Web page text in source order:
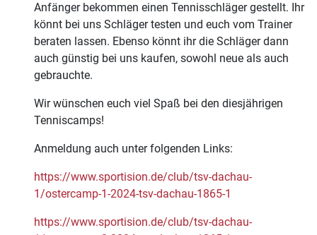
Anfänger bekommen einen Tennisschläger gestellt. Ihr
könnt bei uns Schläger testen und euch vom Trainer
beraten lassen. Ebenso könnt ihr die Schläger dann
auch günstig bei uns kaufen, sowohl neue als auch
gebrauchte.
Wir wünschen euch viel Spaß bei den diesjährigen
Tenniscamps!
Anmeldung auch unter folgenden Links:
https://www.sportision.de/club/tsv-dachau-
1/ostercamp-1-2024-tsv-dachau-1865-1
https://www.sportision.de/club/tsv-dachau-